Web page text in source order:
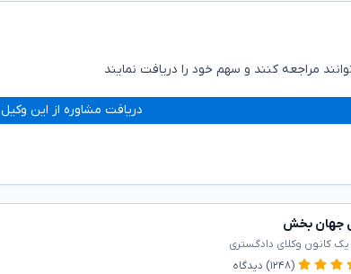
مراجعه کنند و سهم خود را دریافت نمایند
دریافت مشاوره از این وکیل
جهان بخش
یک کانون وکلای دادگستری
(۱۲۴۸) دیدگاه